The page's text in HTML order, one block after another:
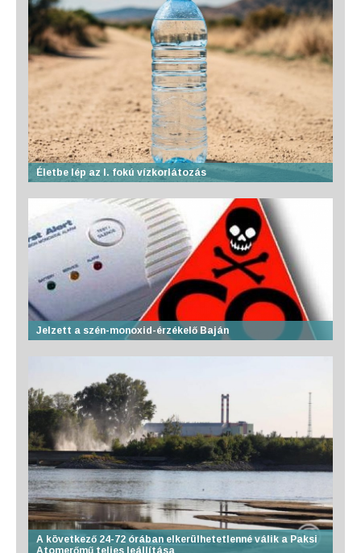
Életbe lép az I. fokú vízkorlátozás
Jelzett a szén-monoxid-érzékelő Baján
A következő 24-72 órában elkerülhetetlenné válik a Paksi
Atomerőmű teljes leállítása